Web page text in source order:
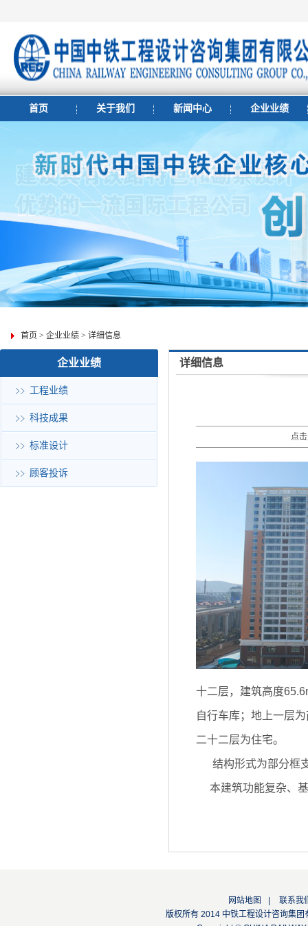
首页 关于我们 新闻中心 企业业绩
首页 > 企业业绩 > 详细信息
企业业绩
工程业绩
科技成果
标准设计
顾客投诉
详细信息
点
十二层，建筑高度
自行车库；地上一层
二十二层为住宅。
结构形式为部分框
本建筑功能复杂、基
网站地图
联系我
版权所有 2014 中铁工程设计咨询